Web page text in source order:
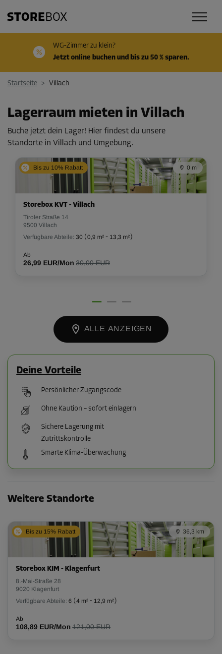
WG-Zimmer zu klein?
Jetzt online buchen und bis zu 50 % sparen.
Startseite > Villach
Lagerraum mieten in Villach
Buche jetzt dein Lager! Hier findest du unsere
Standorte in Villach und Umgebung.
Bis zu 10% Rabatt 0 m
Storebox KVT - Villach
Tiroler Straße 14
9500 Villach
Verfügbare Abteile: 30 (0,9 m² - 13,3 m²)
Ab
26,99 EUR/Mon 30,00 EUR
ALLE ANZEIGEN
Deine Vorteile
Persönlicher Zugangscode
Ohne Kaution – sofort einlagern
Sichere Lagerung mit
Zutrittskontrolle
Smarte Klima-Überwachung
Weitere Standorte
Bis zu 15% Rabatt 36,3 km
Storebox KIM - Klagenfurt
8.-Mai-Straße 28
9020 Klagenfurt
Verfügbare Abteile: 6 (4 m² - 12,9 m²)
Ab
108,89 EUR/Mon 121,00 EUR